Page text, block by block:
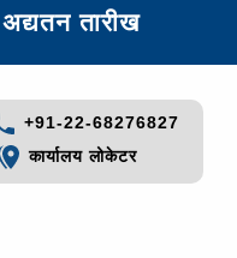
तारीख
+91-22-68276827
कार्यालय लोकेटर